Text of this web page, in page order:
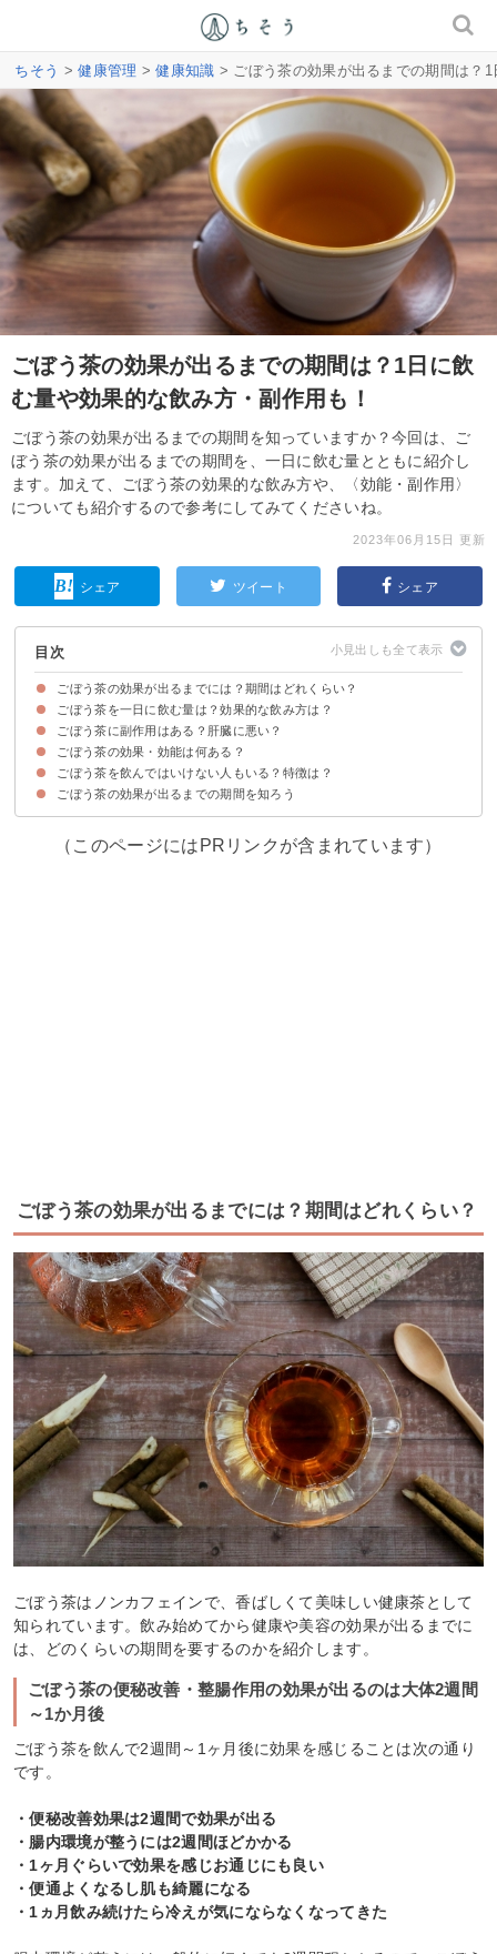
ちそう >健康管理 >健康知識 > ごぼう茶の効果が出るまでの期間は？
ごぼう茶の効果が出るまでの期間は？1日に飲
む量や効果的な飲み方・副作用も！
ごぼう茶の効果が出るまでの期間を知っていますか？今回は、ご
ぼう茶の効果が出るまでの期間を、一日に飲む量とともに紹介し
ます。加えて、ごぼう茶の効果的な飲み方や、〈効能・副作用〉
についても紹介するので参考にしてみてくださいね。
2023年06月15日 更新
シェア ツイート シェア
目次
ごぼう茶の効果が出るまでには？期間はどれくらい？
ごぼう茶の便秘改善・整腸作用の効果が出るのは大体2週間～1か月後
ごぼう茶のダイエットの効果が出るのは大体8週間後
ごぼう茶の主な効果と効果が出るまでの時間
ごぼう茶を一日に飲む量は？効果的な飲み方は？
ごぼう茶を1日に飲む量はコップ4杯まで
ごぼう茶を飲む最適なタイミングは朝食前・寝る前
ごぼう茶に副作用はある？肝臓に悪い？
ごぼう茶の副作用が肝臓に生じるという根拠はない
副作用①胃痛・吐き気
副作用②頻尿・多尿
副作用③体の冷え
副作用④体の栄養素の取り組みを悪化させる
ごぼう茶の効果・効能は何ある？
①整腸作用
②利尿作用
③血圧・血糖値の改善
④アンチエイジング
⑤肝機能の向上
⑥成長ホルモンの分泌促進
⑦大腸癌予防
ごぼう茶を飲んではいけない人もいる？特徴は？
①キク科のアレルギーを持っている人
②吐き気・頭痛が起こる人
③体力が低下している人
ごぼう茶の効果が出るまでの期間を知ろう
（このページにはPRリンクが含まれています）
ごぼう茶の効果が出るまでには？期間はどれくらい？
ごぼう茶はノンカフェインで、香ばしくて美味しい健康茶として
知られています。飲み始めてから健康や美容の効果が出るまでに
は、どのくらいの期間を要するのかを紹介します。
ごぼう茶の便秘改善・整腸作用の効果が出るのは大体2週間
～1か月後
ごぼう茶を飲んで2週間～1ヶ月後に効果を感じることは次の通り
です。
・便秘改善効果は2週間で効果が出る
・腸内環境が整うには2週間ほどかかる
・1ヶ月ぐらいで効果を感じお通じにも良い
・便通よくなるし肌も綺麗になる
・1ヵ月飲み続けたら冷えが気にならなくなってきた